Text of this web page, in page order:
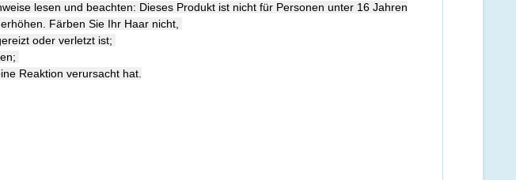
lesen und beachten: Dieses Produkt ist nicht für Personen unter 16 Jahren
Färben Sie Ihr Haar nicht,
oder verletzt ist;
Reaktion verursacht hat.